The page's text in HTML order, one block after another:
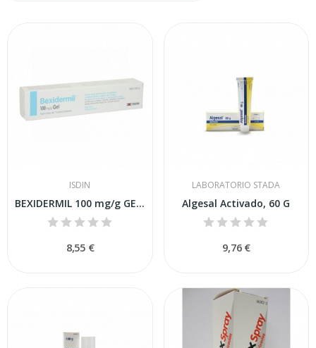
ISDIN
BEXIDERMIL 100 mg/g GEL , 1 tubo de 50 g
8,55 €
LABORATORIO STADA
Algesal Activado, 60 G
9,76 €